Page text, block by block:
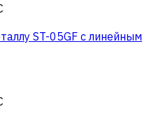
ST-05GF c линейным